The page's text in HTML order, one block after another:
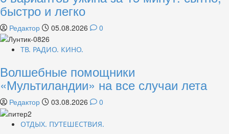
быстро и легко
Редактор 05.08.2026 0
ТВ. РАДИО. КИНО.
Волшебные помощники
«Мультиландии» на все случаи лета
Редактор 03.08.2026 0
ОТДЫХ. ПУТЕШЕСТВИЯ.